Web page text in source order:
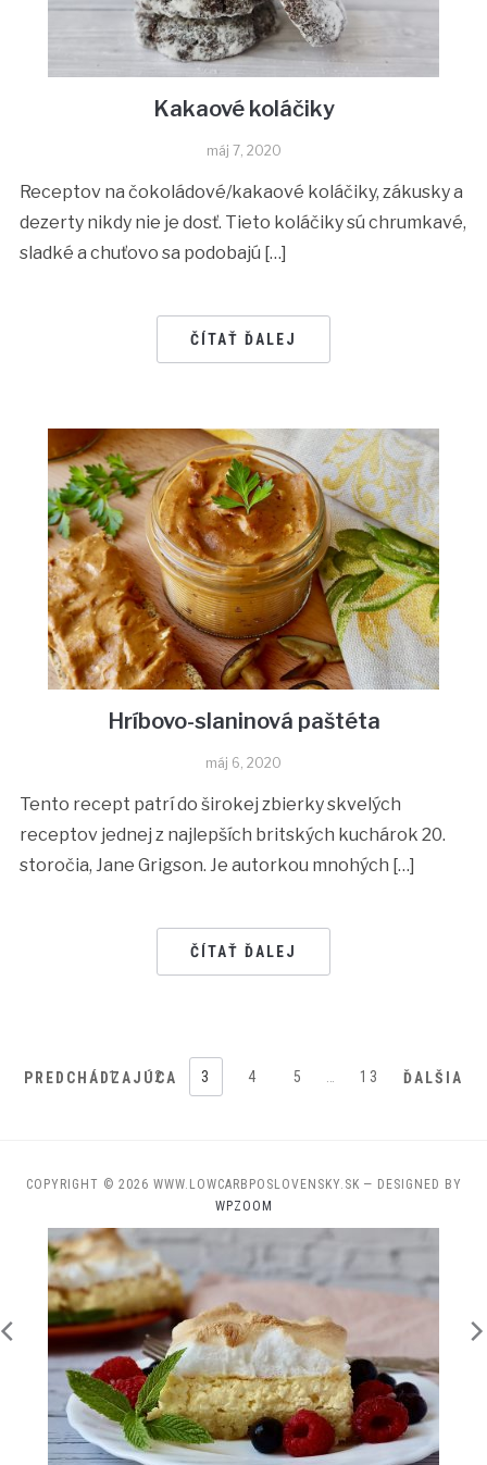
Kakaové koláčiky
máj 7, 2020
Receptov na čokoládové/kakaové koláčiky, zákusky a
dezerty nikdy nie je dosť. Tieto koláčiky sú chrumkavé,
sladké a chuťovo sa podobajú […]
ČÍTAŤ ĎALEJ
Hríbovo-slaninová paštéta
máj 6, 2020
Tento recept patrí do širokej zbierky skvelých
receptov jednej z najlepších britských kuchárok 20.
storočia, Jane Grigson. Je autorkou mnohých […]
ČÍTAŤ ĎALEJ
PREDCHÁDZAJÚCA
1 2 3 4 5 13 ĎALŠIA
COPYRIGHT © 2026 WWW.LOWCARBPOSLOVENSKY.SK — DESIGNED BY
WPZOOM